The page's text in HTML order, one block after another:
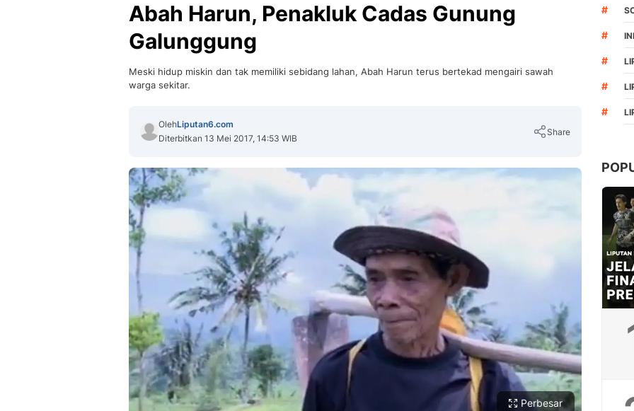
Abah Harun, Penakluk Cadas Gunung
Galunggung
Meski hidup miskin dan tak memiliki sebidang lahan, Abah Harun terus bertekad mengairi sawah
warga sekitar.
OlehLiputan6.com
Diterbitkan 13 Mei 2017, 14:53 WIB
Share
Perbesar
#
#
#
#
#